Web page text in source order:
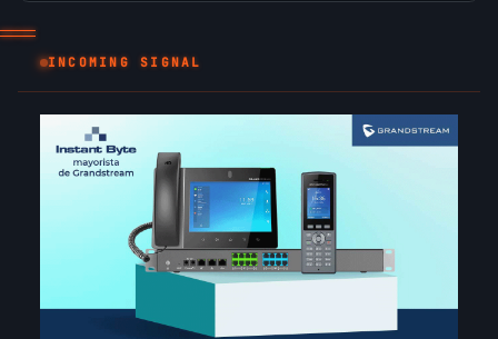
INCOMING SIGNAL